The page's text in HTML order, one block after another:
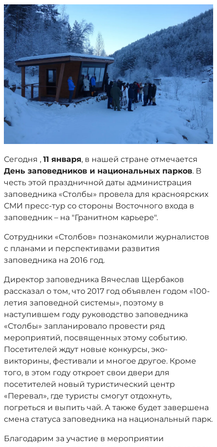
Сегодня , 11 января, в нашей стране отмечается
День заповедников и национальных парков. В
честь этой праздничной даты администрация
заповедника «Столбы» провела для красноярских
СМИ пресс-тур со стороны Восточного входа в
заповедник – на "Гранитном карьере".
Сотрудники «Столбов» познакомили журналистов
с планами и перспективами развития
заповедника на 2016 год.
Директор заповедника Вячеслав Щербаков
рассказал о том, что 2017 год объявлен годом «100-
летия заповедной системы», поэтому в
наступившем году руководство заповедника
«Столбы» запланировало провести ряд
мероприятий, посвященных этому событию.
Посетителей ждут новые конкурсы, эко-
викторины, фестивали и многое другое. Кроме
того, в этом году откроет свои двери для
посетителей новый туристический центр
«Перевал», где туристы смогут отдохнуть,
погреться и выпить чай. А также будет завершена
смена статуса заповедника на национальный парк.
Благодарим за участие в мероприятии